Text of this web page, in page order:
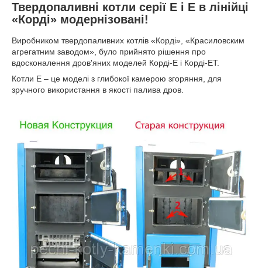
Твердопаливні котли серії Е і Е в лінійці
«Корді» модернізовані!
Виробником твердопаливних котлів «Корді», «Красиловским
агрегатним заводом», було прийнято рішення про
вдосконалення дров'яних моделей Корді-Е і Корді-ЕТ.
Котли Е – це моделі з глибокої камерою згоряння, для
зручного використання в якості палива дров.